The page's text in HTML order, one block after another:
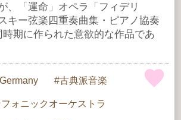
、「運命」オペラ「フィデリ
キー弦楽四重奏曲集・ピアノ協奏
期に作られた意欲的な作品であ
古典派音楽
ォニックオーケストラ